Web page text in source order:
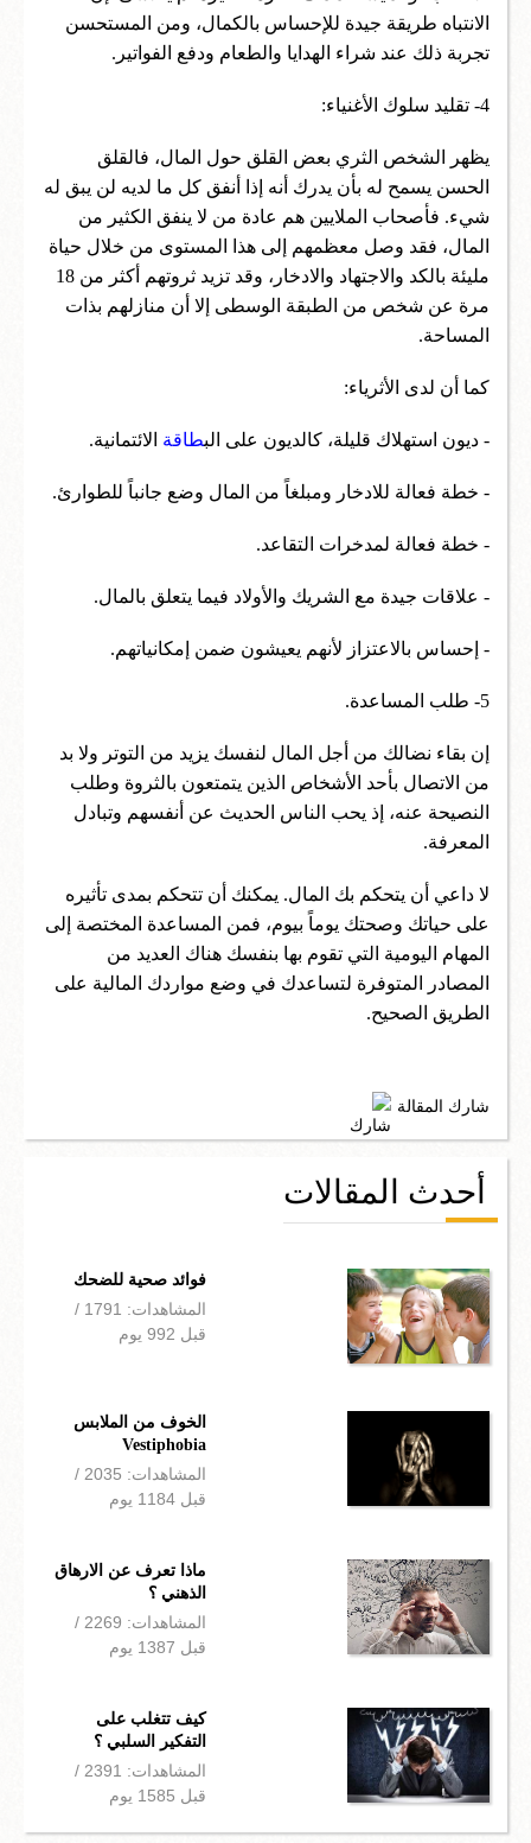
الانتباه طريقة جيدة للإحساس بالكمال، ومن المستحسن
تجربة ذلك عند شراء الهدايا والطعام ودفع الفواتير.
4- تقليد سلوك الأغنياء:
يظهر الشخص الثري بعض القلق حول المال، فالقلق
الحسن يسمح له بأن يدرك أنه إذا أنفق كل ما لديه لن يبق له
شيء. فأصحاب الملايين هم عادة من لا ينفق الكثير من
المال، فقد وصل معظمهم إلى هذا المستوى من خلال حياة
مليئة بالكد والاجتهاد والادخار، وقد تزيد ثروتهم أكثر من 18
مرة عن شخص من الطبقة الوسطى إلا أن منازلهم بذات
المساحة.
كما أن لدى الأثرياء:
- ديون استهلاك قليلة، كالديون على البطاقة الائتمانية.
- خطة فعالة للادخار ومبلغاً من المال وضع جانباً للطوارئ.
- خطة فعالة لمدخرات التقاعد.
- علاقات جيدة مع الشريك والأولاد فيما يتعلق بالمال.
- إحساس بالاعتزاز لأنهم يعيشون ضمن إمكانياتهم.
5- طلب المساعدة.
إن بقاء نضالك من أجل المال لنفسك يزيد من التوتر ولا بد
من الاتصال بأحد الأشخاص الذين يتمتعون بالثروة وطلب
النصيحة عنه، إذ يحب الناس الحديث عن أنفسهم وتبادل
المعرفة.
لا داعي أن يتحكم بك المال. يمكنك أن تتحكم بمدى تأثيره
على حياتك وصحتك يوماً بيوم، فمن المساعدة المختصة إلى
المهام اليومية التي تقوم بها بنفسك هناك العديد من
المصادر المتوفرة لتساعدك في وضع مواردك المالية على
الطريق الصحيح.
شارك المقالة
أحدث المقالات
فوائد صحية للضحك
المشاهدات: 1791 /
قبل 992 يوم
الخوف من الملابس
Vestiphobia
المشاهدات: 2035 /
قبل 1184 يوم
ماذا تعرف عن الارهاق
الذهني ؟
المشاهدات: 2269 /
قبل 1387 يوم
كيف تتغلب على
التفكير السلبي ؟
المشاهدات: 2391 /
قبل 1585 يوم